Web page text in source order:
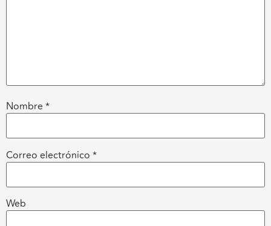
Nombre *
Correo electrónico *
Web